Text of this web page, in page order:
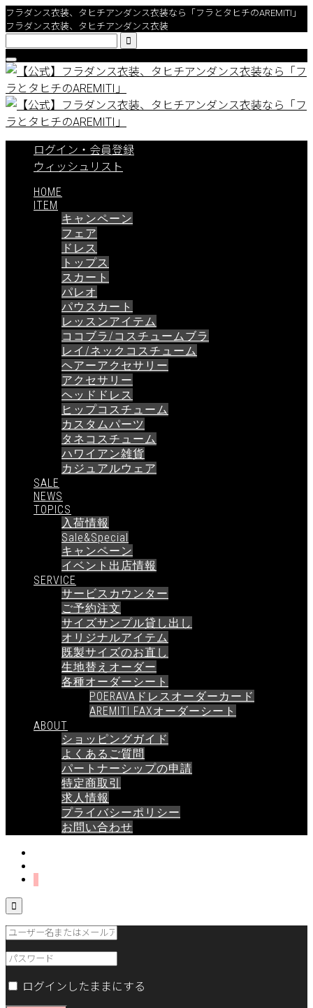
フラダンス衣装、タヒチアンダンス衣装なら「フラとタヒチのAREMITI」
フラダンス衣装、タヒチアンダンス衣装

ログイン・会員登録
ウィッシュリスト
HOME
ITEM
キャンペーン
フェア
ドレス
トップス
スカート
パレオ
パウスカート
レッスンアイテム
ココブラ/コスチュームブラ
レイ/ネックコスチューム
ヘアーアクセサリー
アクセサリー
ヘッドドレス
ヒップコスチューム
カスタムパーツ
タネコスチューム
ハワイアン雑貨
カジュアルウェア
SALE
NEWS
TOPICS
入荷情報
Sale&Special
キャンペーン
イベント出店情報
SERVICE
サービスカウンター
ご予約注文
サイズサンプル貸し出し
オリジナルアイテム
既製サイズのお直し
生地替えオーダー
各種オーダーシート
POERAVAドレスオーダーカード
AREMITI FAXオーダーシート
ABOUT
ショッピングガイド
よくあるご質問
パートナーシップの申請
特定商取引
求人情報
プライバシーポリシー
お問い合わせ

ログインしたままにする